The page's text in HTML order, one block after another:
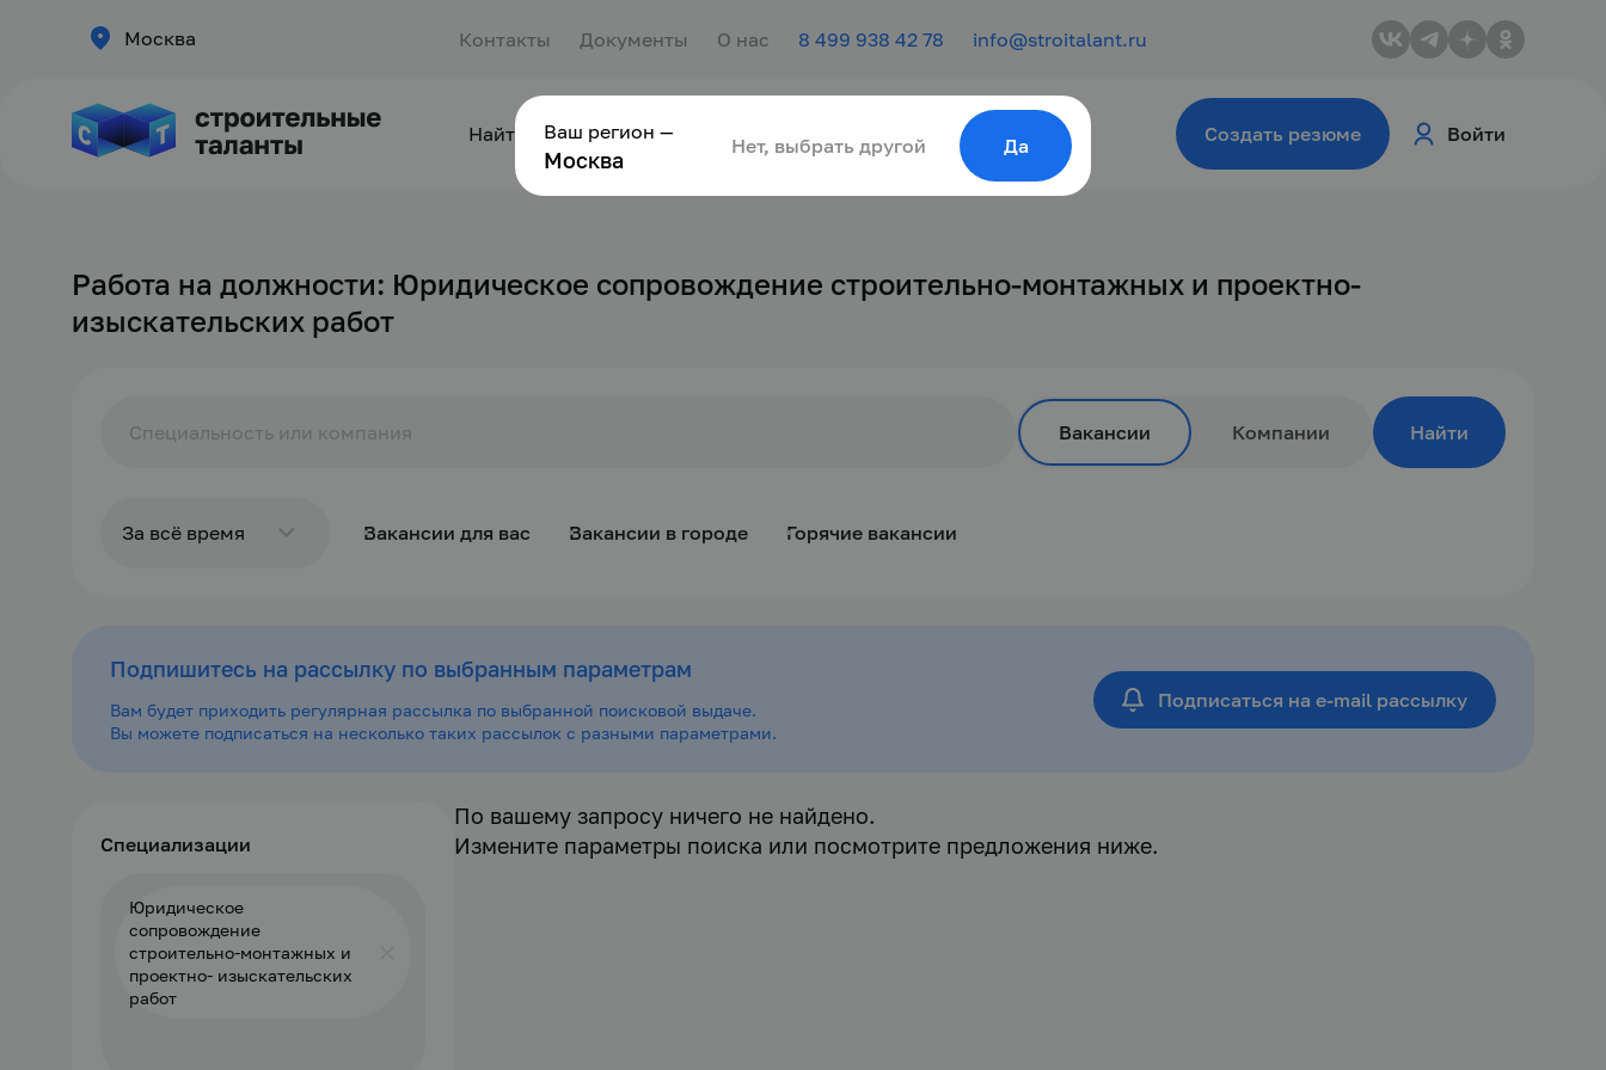
Москва Контакты Документы О нас 8 499 938 42 78 info@stroitalant.ru
Найти сотрудника Найти работу Для молодёжи Создать резюме Войти
Работа на должности: Юридическое сопровождение строительно-монтажных и проектно-
изыскательских работ
Вакансии Компании Найти
За всё время
За последние 3
дня
За месяц
За всё время
Вакансии для вас Вакансии в городе Горячие вакансии
Подпишитесь на рассылку по выбранным параметрам
Вам будет приходить регулярная рассылка по выбранной поисковой выдаче.
Вы можете подписаться на несколько таких рассылок с разными параметрами.
Подписаться на e-mail рассылку
Специализации
Юридическое
сопровождение
строительно-монтажных и
проектно- изыскательских
работ
По вашему запросу ничего не найдено.
Измените параметры поиска или посмотрите предложения ниже.
Ваш регион —
Москва
Нет, выбрать другой Да